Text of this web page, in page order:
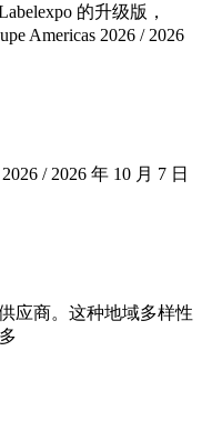
的升级版，
Americas 2026 / 2026
/ 2026 年 10 月 7 日
应商。这种地域多样性